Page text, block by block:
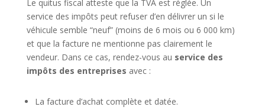
Le quitus fiscal atteste que la TVA est réglée. Un
service des impôts peut refuser d’en délivrer un si le
véhicule semble “neuf” (moins de 6 mois ou 6 000 km)
et que la facture ne mentionne pas clairement le
vendeur. Dans ce cas, rendez-vous au service des
impôts des entreprises avec :
La facture d’achat complète et datée.